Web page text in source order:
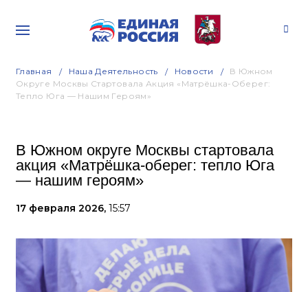
Главная Наша Деятельность Новости
В Южном
Округе Москвы Стартовала Акция «Матрёшка-Оберег:
Тепло Юга — Нашим Героям»
В Южном округе Москвы стартовала
акция «Матрёшка-оберег: тепло Юга
— нашим героям»
17 февраля 2026, 15:57